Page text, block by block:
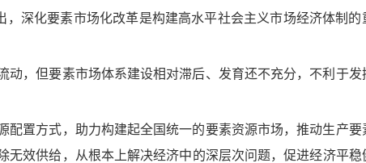
深化要素市场化改革是构建高水平社会主义市场经济体制的
，但要素市场体系建设相对滞后、发育还不充分，不利于发
置方式，助力构建起全国统一的要素资源市场，推动生产要
效供给，从根本上解决经济中的深层次问题，促进经济平稳